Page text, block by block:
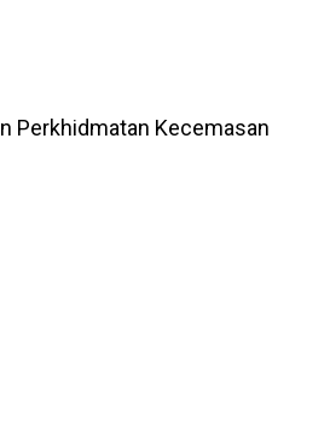
Perkhidmatan Kecemasan